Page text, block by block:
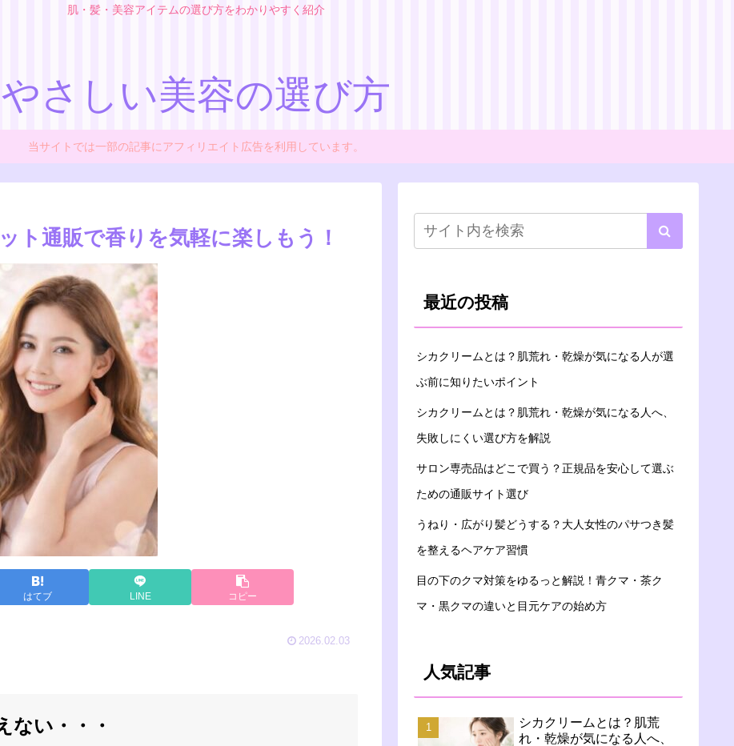
肌・髪・美容アイテムの選び方をわかりやすく紹介
やさしい美容の選び方
当サイトでは一部の記事にアフィリエイト広告を利用しています。
ト通販で香りを気軽に楽しもう！
はてブ LINE コピー
2026.02.03
ない・・・
最近の投稿
シカクリームとは？肌荒れ・乾燥が気になる人が選
ぶ前に知りたいポイント
シカクリームとは？肌荒れ・乾燥が気になる人へ、
失敗しにくい選び方を解説
サロン専売品はどこで買う？正規品を安心して選ぶ
ための通販サイト選び
うねり・広がり髪どうする？大人女性のパサつき髪
を整えるヘアケア習慣
目の下のクマ対策をゆるっと解説！青クマ・茶ク
マ・黒クマの違いと目元ケアの始め方
人気記事
シカクリームとは？肌荒
れ・乾燥が気になる人へ、